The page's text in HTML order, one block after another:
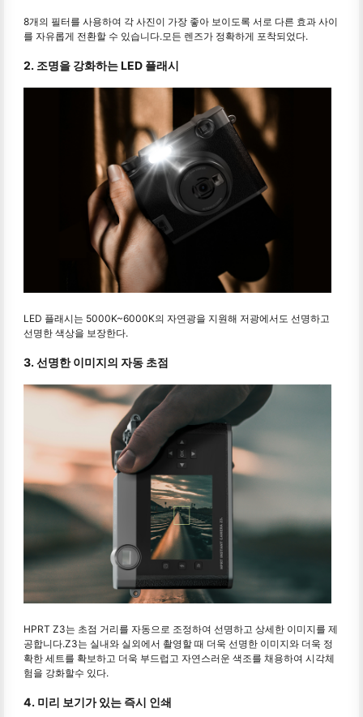
8개의 필터를 사용하여 각 사진이 가장 좋아 보이도록 서로 다른 효과 사이
를 자유롭게 전환할 수 있습니다.모든 렌즈가 정확하게 포착되었다.
2. 조명을 강화하는 LED 플래시
LED 플래시는 5000K~6000K의 자연광을 지원해 저광에서도 선명하고
선명한 색상을 보장한다.
3. 선명한 이미지의 자동 초점
HPRT Z3는 초점 거리를 자동으로 조정하여 선명하고 상세한 이미지를 제
공합니다.Z3는 실내와 실외에서 촬영할 때 더욱 선명한 이미지와 더욱 정
확한 세트를 확보하고 더욱 부드럽고 자연스러운 색조를 채용하여 시각체
험을 강화할수 있다.
4. 미리 보기가 있는 즉시 인쇄